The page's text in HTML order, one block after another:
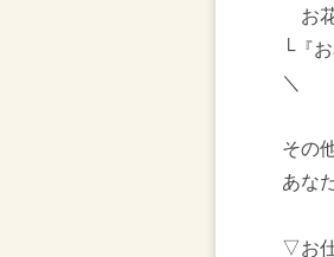
お
└『
＼
その
あな
▽お